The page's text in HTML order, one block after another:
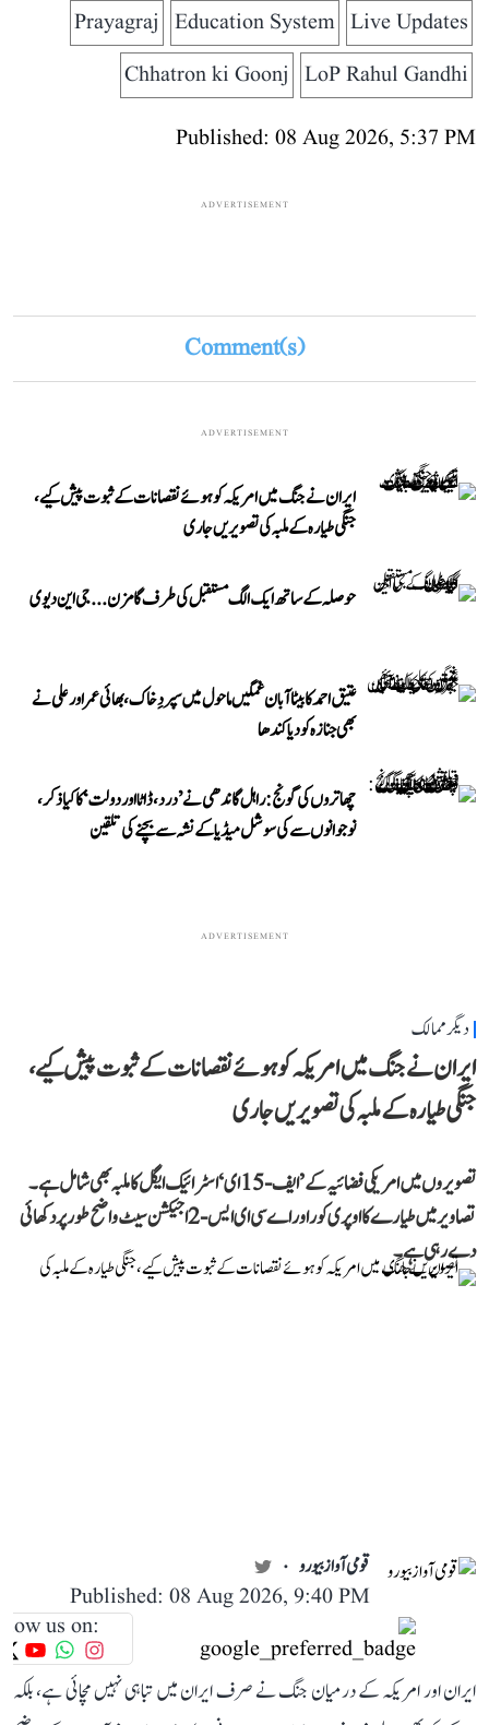
Live Updates
Education System
Prayagraj
LoP Rahul Gandhi
Chhatron ki Goonj
Published: 08 Aug 2026, 5:37 PM
ADVERTISEMENT
Comment(s)
ADVERTISEMENT
ایران نے جنگ میں امریکہ کو ہوئے نقصانات کے ثبوت پیش کیے،
جنگی طیارہ کے ملبہ کی تصویریں جاری
حوصلہ کے ساتھ ایک الگ مستقبل کی طرف گامزن... جی این دیوی
عتیق احمد کا بیٹا آبان غمگین ماحول میں سپردِ خاک، بھائی عمر اور علی نے
بھی جنازہ کو دیا کندھا
چھاتروں کی گونج: راہل گاندھی نے ’درد، ڈاٹا اور دولت‘ کا کیا ذکر،
نوجوانوں سے کی سوشل میڈیا کے نشہ سے بچنے کی تلقین
ADVERTISEMENT
دیگر ممالک
ایران نے جنگ میں امریکہ کو ہوئے نقصانات کے ثبوت پیش کیے،
جنگی طیارہ کے ملبہ کی تصویریں جاری
تصویروں میں امریکی فضائیہ کے ’ایف-15 ای‘ اسٹرائیک ایگل کا ملبہ بھی شامل ہے۔
تصاویر میں طیارے کا اوپری کور اور اے سی ای ایس-2 اجیکشن سیٹ واضح طور پر دکھائی
دے رہی ہے۔
قومی آواز بیورو
Published: 08 Aug 2026, 9:40 PM
us on:
ایران اور امریکہ کے درمیان جنگ نے صرف ایران میں تباہی نہیں مچائی ہے، بلکہ